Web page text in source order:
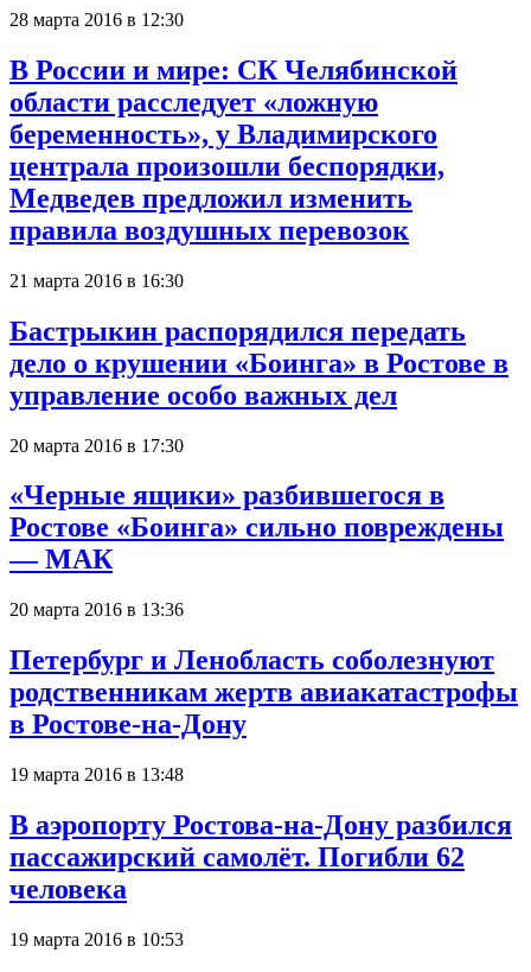
28 марта 2016 в 12:30
В России и мире: СК Челябинской
области расследует «ложную
беременность», у Владимирского
централа произошли беспорядки,
Медведев предложил изменить
правила воздушных перевозок
21 марта 2016 в 16:30
Бастрыкин распорядился передать
дело о крушении «Боинга» в Ростове в
управление особо важных дел
20 марта 2016 в 17:30
«Черные ящики» разбившегося в
Ростове «Боинга» сильно повреждены
— МАК
20 марта 2016 в 13:36
Петербург и Ленобласть соболезнуют
родственникам жертв авиакатастрофы
в Ростове-на-Дону
19 марта 2016 в 13:48
В аэропорту Ростова-на-Дону разбился
пассажирский самолёт. Погибли 62
человека
19 марта 2016 в 10:53